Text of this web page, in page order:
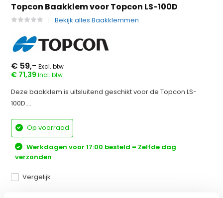
Topcon Baakklem voor Topcon LS-100D
Bekijk alles Baakklemmen
€ 59,-Excl. btw
€ 71,39Incl. btw
Deze baakklem is uitsluitend geschikt voor de Topcon LS-
100D....
Op voorraad
Werkdagen voor 17:00 besteld = Zelfde dag
verzonden
Vergelijk